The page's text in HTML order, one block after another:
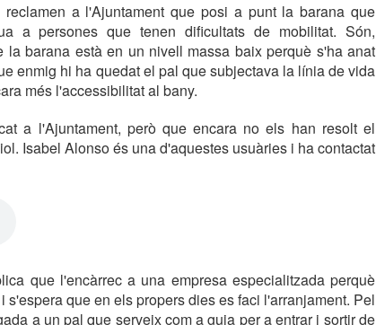
a l'Ajuntament que posi a punt la barana que
a persones que tenen dificultats de mobilitat. Són,
barana està en un nivell massa baix perquè s'ha anat
enmig hi ha quedat el pal que subjectava la línia de vida
més l'accessibilitat al bany.
a l'Ajuntament, però que encara no els han resolt el
Isabel Alonso és una d'aquestes usuàries i ha contactat
que l'encàrrec a una empresa especialitzada perquè
que en els propers dies es faci l'arranjament. Pel
a un pal que serveix com a guia per a entrar i sortir de